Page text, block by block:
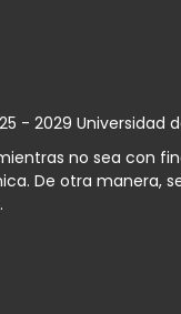
- 2029 Universidad
no sea con
De otra manera,